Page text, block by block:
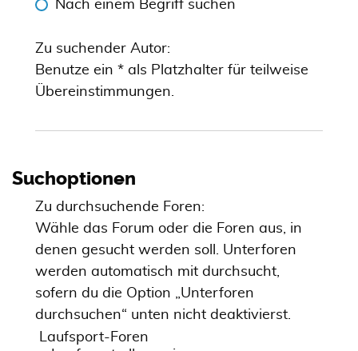
Nach einem Begriff suchen
Zu suchender Autor:
Benutze ein * als Platzhalter für teilweise
Übereinstimmungen.
Suchoptionen
Zu durchsuchende Foren:
Wähle das Forum oder die Foren aus, in
denen gesucht werden soll. Unterforen
werden automatisch mit durchsucht,
sofern du die Option „Unterforen
durchsuchen“ unten nicht deaktivierst.